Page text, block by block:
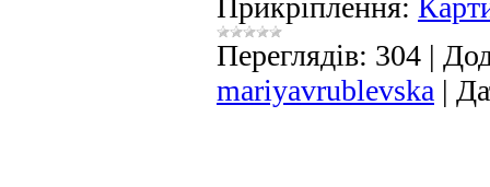
Прикріплення:
Переглядів: 304 |
mariyavrublevska |